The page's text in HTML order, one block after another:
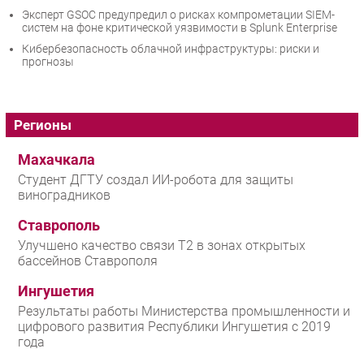
Эксперт GSOC предупредил о рисках компрометации SIEM-
систем на фоне критической уязвимости в Splunk Enterprise
Кибербезопасность облачной инфраструктуры: риски и
прогнозы
Регионы
Махачкала
Студент ДГТУ создал ИИ-робота для защиты
виноградников
Ставрополь
Улучшено качество связи T2 в зонах открытых
бассейнов Ставрополя
Ингушетия
Результаты работы Министерства промышленности и
цифрового развития Республики Ингушетия с 2019
года